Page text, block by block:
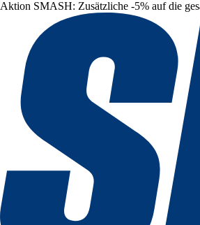
Aktion SMASH: Zusätzliche -5% auf die